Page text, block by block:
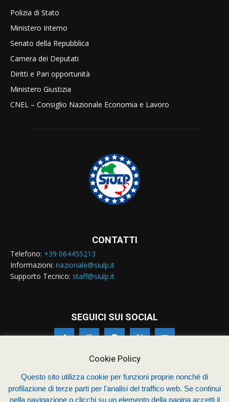
Polizia di Stato
Ministero Interno
Senato della Repubblica
Camera dei Deputati
Diritti e Pari opportunità
Ministero Giustizia
CNEL – Consiglio Nazionale Economia e Lavoro
CONTATTI
Telefono: +39 064455213
Informazioni: nazionale@siulp.it
Supporto Tecnico: staff@siulp.it
SEGUICI SUI SOCIAL
© Siulp 2026 - C.F.97014000588 - Realizzato dastudio4s.com
Cookie Policy
Questo sito utilizza cookie per funzioni proprie nonché di
profilazione di terze parti per l'analisi del traffico web. Se continui
nella navigazione o clicchi su un elemento della pagina accetti il